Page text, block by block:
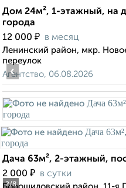
Дом 24м², 1-этажный, на
города
12 000 ₽ в месяц
Ленинский район, мкр.
переулок
Агентство, 06.08.2026
2/8
‹
Дача 63м², 2-этажный,
2 000 ₽ в сутки